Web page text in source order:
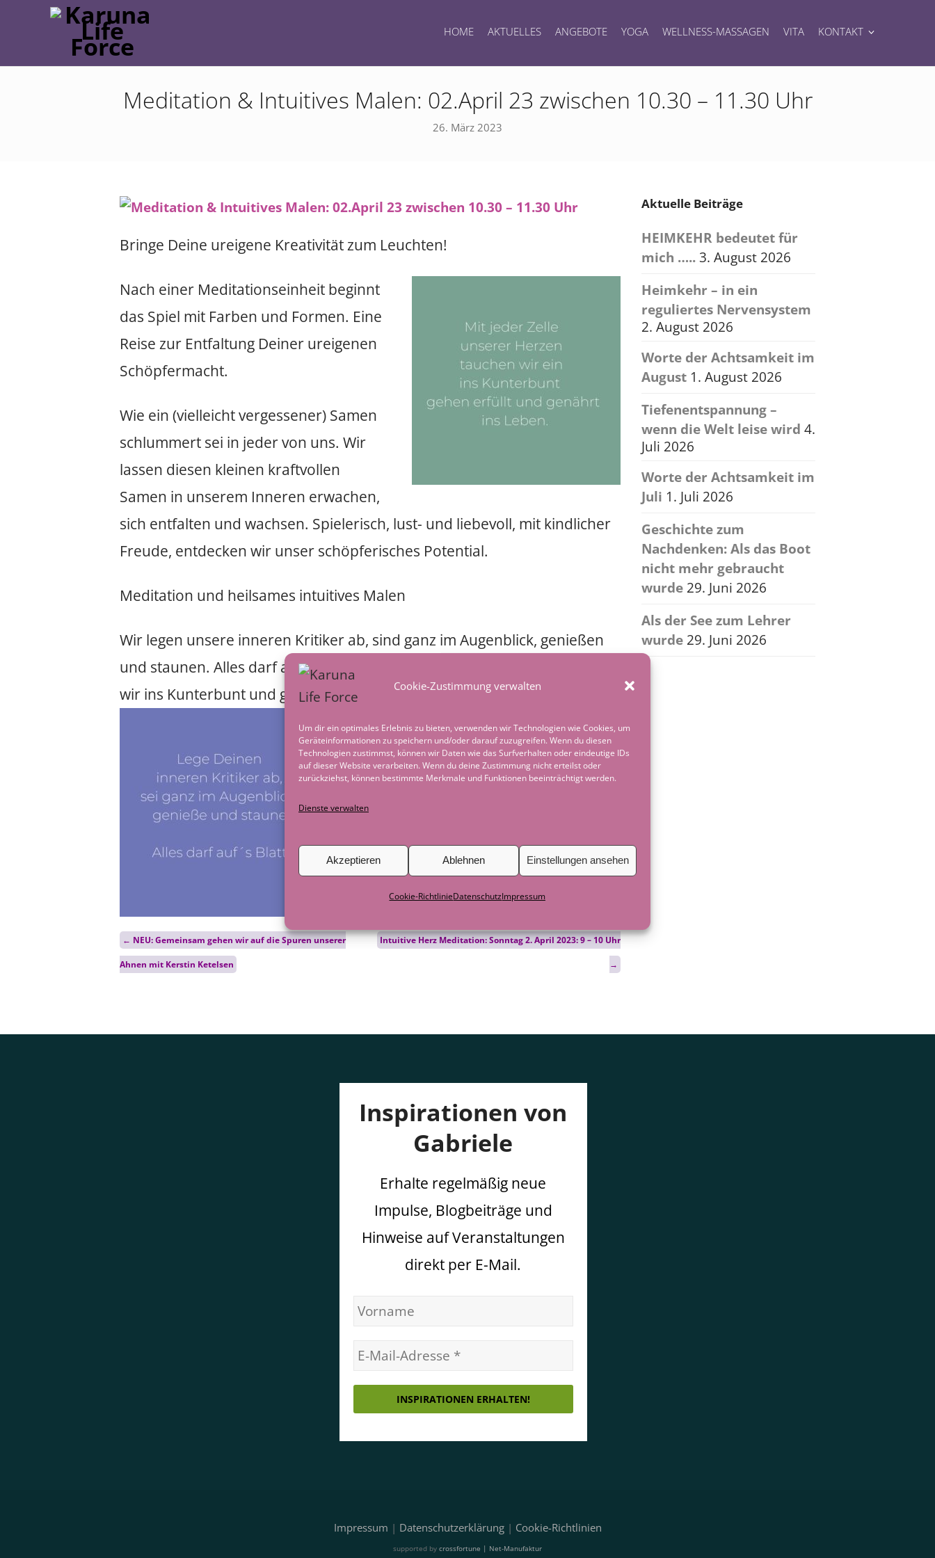
Cookie-Zustimmung verwalten
Um dir ein optimales Erlebnis zu bieten, verwenden wir Technologien wie Cookies, um
Geräteinformationen zu speichern und/oder darauf zuzugreifen. Wenn du diesen
Technologien zustimmst, können wir Daten wie das Surfverhalten oder eindeutige IDs
auf dieser Website verarbeiten. Wenn du deine Zustimmung nicht erteilst oder
zurückziehst, können bestimmte Merkmale und Funktionen beeinträchtigt werden.
Dienste verwalten
Akzeptieren Ablehnen Einstellungen ansehen
Cookie-RichtlinieDatenschutzImpressum
HOME AKTUELLES ANGEBOTE YOGA WELLNESS-MASSAGEN VITA KONTAKT
Meditation & Intuitives Malen: 02.April 23 zwischen 10.30 – 11.30 Uhr
26. März 2023
Bringe Deine ureigene Kreativität zum Leuchten!
Nach einer Meditationseinheit beginnt
das Spiel mit Farben und Formen. Eine
Reise zur Entfaltung Deiner ureigenen
Schöpfermacht.
Wie ein (vielleicht vergessener) Samen
schlummert sei in jeder von uns. Wir
lassen diesen kleinen kraftvollen
Samen in unserem Inneren erwachen,
sich entfalten und wachsen. Spielerisch, lust- und liebevoll, mit kindlicher
Freude, entdecken wir unser schöpferisches Potential.
Meditation und heilsames intuitives Malen
Wir legen unsere inneren Kritiker ab, sind ganz im Augenblick, genießen
und staunen. Alles darf auf’s Blatt. Mit jeder Zelle unserer Herzen tauchen
wir ins Kunterbunt und gehen erfüllt und genährt ins Leben und gestalten
unseren Alltag
farbenfroh.
Kosten: 20 Euro + 5 Euro für Material
Diesen Stunden am Sonntagmorgen
KOPF FREI – HERZ BUNT GEFÜLLT
Post
navigation
← NEU: Gemeinsam gehen wir auf die Spuren unserer
Ahnen mit Kerstin Ketelsen
Intuitive Herz Meditation: Sonntag 2. April 2023: 9 – 10 Uhr
→
Aktuelle Beiträge
HEIMKEHR bedeutet für
mich …..3. August 2026
Heimkehr – in ein
reguliertes Nervensystem
2. August 2026
Worte der Achtsamkeit im
August 1. August 2026
Tiefenentspannung –
wenn die Welt leise wird 4.
Juli 2026
Worte der Achtsamkeit im
Juli 1. Juli 2026
Geschichte zum
Nachdenken: Als das Boot
nicht mehr gebraucht
wurde 29. Juni 2026
Als der See zum Lehrer
wurde 29. Juni 2026
Inspirationen von
Gabriele
Erhalte regelmäßig neue
Impulse, Blogbeiträge und
Hinweise auf Veranstaltungen
direkt per E-Mail.
Impressum | Datenschutzerklärung| Cookie-Richtlinien
supported by crossfortune | Net-Manufaktur